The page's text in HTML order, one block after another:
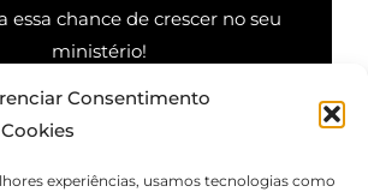
Consentimento
experiências, usamos tecnologias como
essa chance de crescer no seu
ministério!